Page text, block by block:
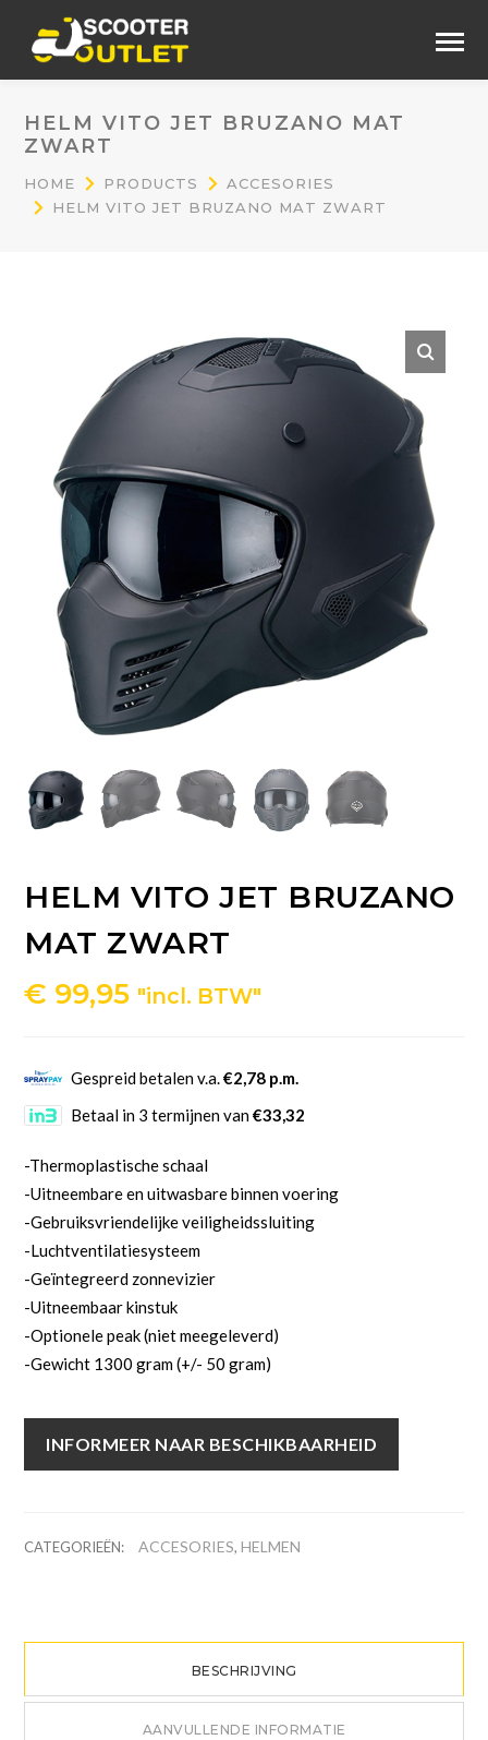
HELM VITO JET BRUZANO MAT
ZWART
HOME PRODUCTS
ACCESORIES
HELM VITO JET BRUZANO MAT ZWART
HELM VITO JET BRUZANO
MAT ZWART
€ 99,95 "incl. BTW"
Gespreid betalen v.a.€2,78 p.m.
Betaal in 3 termijnen van€33,32
-Thermoplastische schaal
-Uitneembare en uitwasbare binnen voering
-Gebruiksvriendelijke veiligheidssluiting
-Luchtventilatiesysteem
-Geïntegreerd zonnevizier
-Uitneembaar kinstuk
-Optionele peak (niet meegeleverd)
-Gewicht 1300 gram (+/- 50 gram)
INFORMEER NAAR BESCHIKBAARHEID
CATEGORIEËN: ACCESORIES,HELMEN
BESCHRIJVING
AANVULLENDE INFORMATIE